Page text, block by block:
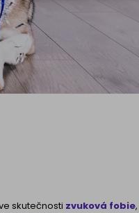
skutečnosti zvuková fobie,